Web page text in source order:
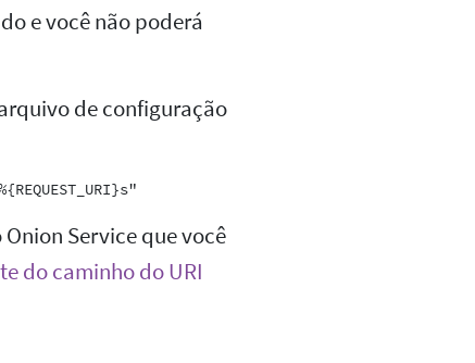
e você não poderá
de configuração
Service que você
do caminho do URI